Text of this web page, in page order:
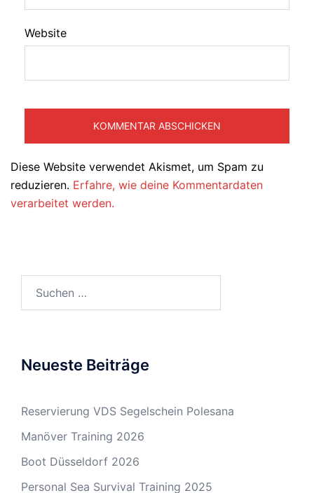
Website
Diese Website verwendet Akismet, um Spam zu
reduzieren. Erfahre, wie deine Kommentardaten
verarbeitet werden.
Neueste Beiträge
Reservierung VDS Segelschein Polesana
Manöver Training 2026
Boot Düsseldorf 2026
Personal Sea Survival Training 2025